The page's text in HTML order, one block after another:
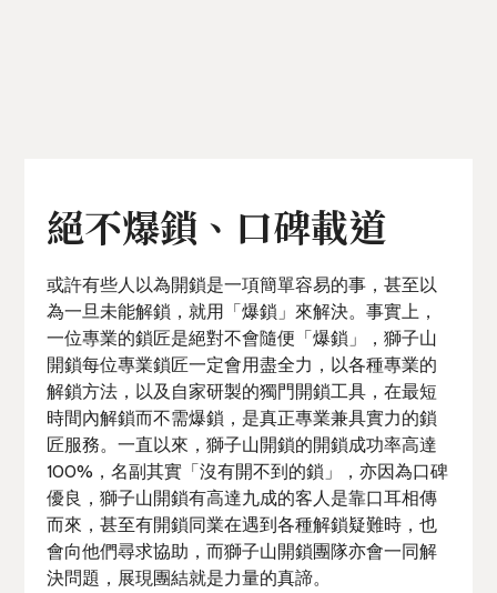
絕不爆鎖、口碑載道
或許有些人以為開鎖是一項簡單容易的事，甚至以
為一旦未能解鎖，就用「爆鎖」來解決。事實上，
一位專業的鎖匠是絕對不會隨便「爆鎖」，獅子山
開鎖每位專業鎖匠一定會用盡全力，以各種專業的
解鎖方法，以及自家研製的獨門開鎖工具，在最短
時間內解鎖而不需爆鎖，是真正專業兼具實力的鎖
匠服務。一直以來，獅子山開鎖的開鎖成功率高達
100%，名副其實「沒有開不到的鎖」，亦因為口碑
優良，獅子山開鎖有高達九成的客人是靠口耳相傳
而來，甚至有開鎖同業在遇到各種解鎖疑難時，也
會向他們尋求協助，而獅子山開鎖團隊亦會一同解
決問題，展現團結就是力量的真諦。